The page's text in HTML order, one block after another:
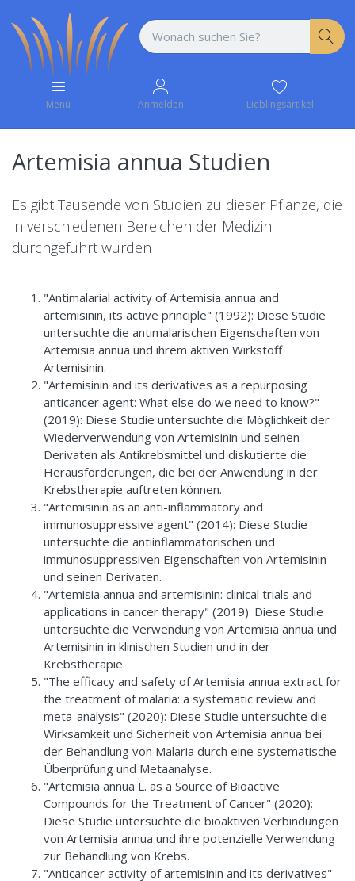
Menü Anmelden Lieblingsartikel
Artemisia annua Studien
Es gibt Tausende von Studien zu dieser Pflanze, die
in verschiedenen Bereichen der Medizin
durchgeführt wurden
"Antimalarial activity of Artemisia annua and
artemisinin, its active principle" (1992): Diese Studie
untersuchte die antimalarischen Eigenschaften von
Artemisia annua und ihrem aktiven Wirkstoff
Artemisinin.
"Artemisinin and its derivatives as a repurposing
anticancer agent: What else do we need to know?"
(2019): Diese Studie untersuchte die Möglichkeit der
Wiederverwendung von Artemisinin und seinen
Derivaten als Antikrebsmittel und diskutierte die
Herausforderungen, die bei der Anwendung in der
Krebstherapie auftreten können.
"Artemisinin as an anti-inflammatory and
immunosuppressive agent" (2014): Diese Studie
untersuchte die antiinflammatorischen und
immunosuppressiven Eigenschaften von Artemisinin
und seinen Derivaten.
"Artemisia annua and artemisinin: clinical trials and
applications in cancer therapy" (2019): Diese Studie
untersuchte die Verwendung von Artemisia annua und
Artemisinin in klinischen Studien und in der
Krebstherapie.
"The efficacy and safety of Artemisia annua extract for
the treatment of malaria: a systematic review and
meta-analysis" (2020): Diese Studie untersuchte die
Wirksamkeit und Sicherheit von Artemisia annua bei
der Behandlung von Malaria durch eine systematische
Überprüfung und Metaanalyse.
"Artemisia annua L. as a Source of Bioactive
Compounds for the Treatment of Cancer" (2020):
Diese Studie untersuchte die bioaktiven Verbindungen
von Artemisia annua und ihre potenzielle Verwendung
zur Behandlung von Krebs.
"Anticancer activity of artemisinin and its derivatives"